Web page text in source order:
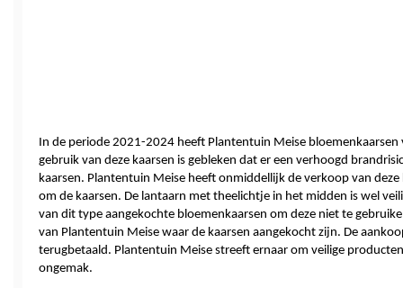
In de periode 2021-2024 heeft Plantentuin Meise
gebruik van deze kaarsen is gebleken dat er een verhoogd
kaarsen. Plantentuin Meise heeft onmiddellijk de verkoop van
om de kaarsen. De lantaarn met theelichtje in het midden is wel
van dit type aangekochte bloemenkaarsen om deze niet te
van Plantentuin Meise waar de kaarsen aangekocht zijn. De
terugbetaald. Plantentuin Meise streeft ernaar om veilige
ongemak.